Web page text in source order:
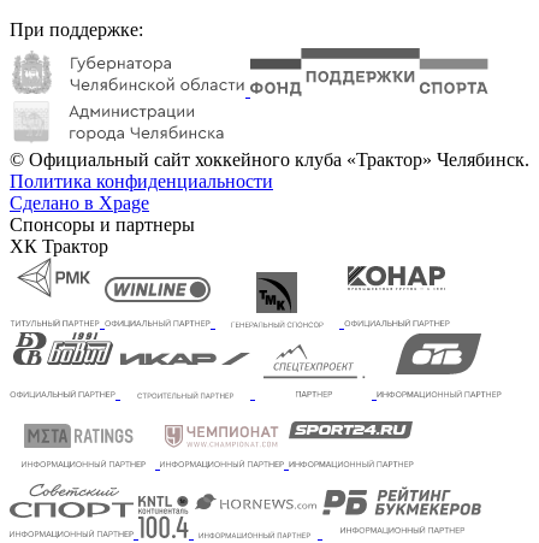
При поддержке:
© Официальный сайт хоккейного клуба «Трактор» Челябинск.
Политика конфиденциальности
Сделано в Xpage
Спонсоры и партнеры
ХК Трактор